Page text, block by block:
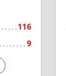
116
9